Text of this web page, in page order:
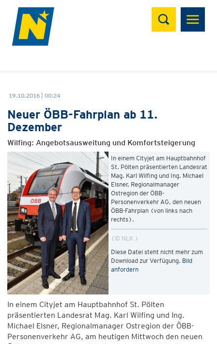
Suchen
19.10.2016 | 00:24
Neuer ÖBB-Fahrplan ab 11.
Dezember
Wilfing: Angebotsausweitung und Komfortsteigerung
In einem Cityjet am Hauptbahnhof
St. Pölten präsentierten Landesrat
Mag. Karl Wilfing und Ing. Michael
Elsner, Regionalmanager
Ostregion der ÖBB-
Personenverkehr AG, den neuen
ÖBB-Fahrplan (von links nach
rechts).
© NLK
Diese Datei steht nicht mehr zum
Download zur Verfügung. Bild
anfordern
In einem Cityjet am Hauptbahnhof St. Pölten
präsentierten Landesrat Mag. Karl Wilfing und Ing.
Michael Elsner, Regionalmanager Ostregion der ÖBB-
Personenverkehr AG, am heutigen Mittwoch den neuen